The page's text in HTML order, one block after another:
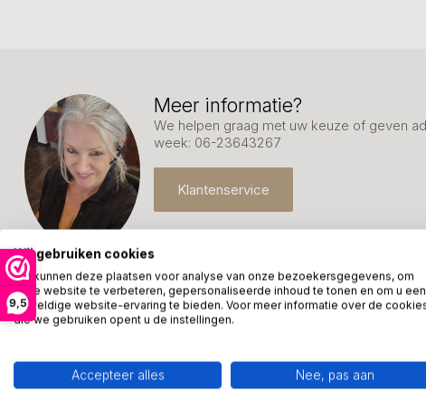
9,5
Meer informatie?
We helpen graag met uw keuze of geven
week: 06-23643267
Klantenservice
Adresgegevens:
Zakelijke
Wij gebruiken cookies
We kunnen deze plaatsen voor analyse van onze bezoekersgegevens, om
onze website te verbeteren, gepersonaliseerde inhoud te tonen en om u een
geweldige website-ervaring te bieden. Voor meer informatie over de
die we gebruiken opent u de instellingen.
Accepteer alles Nee, pas aan